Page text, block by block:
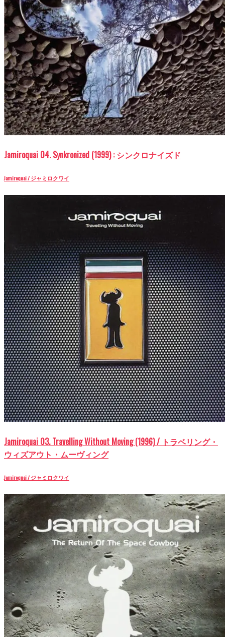
Jamiroquai 04. Synkronized (1999) : シンクロナイズド
Jamiroquai / ジャミロクワイ
Jamiroquai 03. Travelling Without Moving (1996) / トラベリング・
ウィズアウト・ムーヴィング
Jamiroquai / ジャミロクワイ